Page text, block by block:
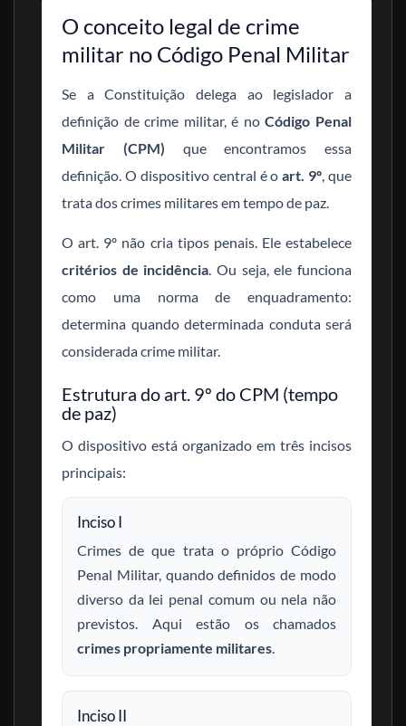
O conceito legal de crime
militar no Código Penal Militar
Se a Constituição delega ao legislador a
definição de crime militar, é noCódigo Penal
Militar (CPM) que encontramos essa
definição. O dispositivo central é oart. 9º, que
trata dos crimes militares em tempo de paz.
O art. 9º não cria tipos penais. Ele estabelece
critérios de incidência. Ou seja, ele funciona
como uma norma de enquadramento:
determina quando determinada conduta será
considerada crime militar.
Estrutura do art. 9º do CPM (tempo
de paz)
O dispositivo está organizado em três incisos
principais:
Inciso I
Crimes de que trata o próprio Código
Penal Militar, quando definidos de modo
diverso da lei penal comum ou nela não
previstos. Aqui estão os chamados
crimes propriamente militares.
Inciso II